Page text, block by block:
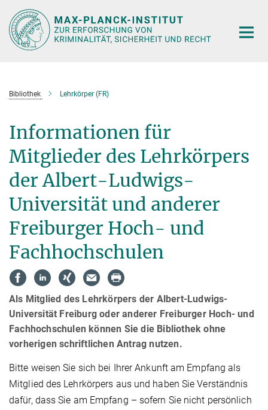
Hauptinhalt
Bibliothek Lehrkörper (FR)
Informationen für
Mitglieder des Lehrkörpers
der Albert-Ludwigs-
Universität und anderer
Freiburger Hoch- und
Fachhochschulen
Als Mitglied des Lehrkörpers der Albert-Ludwigs-
Universität Freiburg oder anderer Freiburger Hoch- und
Fachhochschulen können Sie die Bibliothek ohne
vorherigen schriftlichen Antrag nutzen.
Bitte weisen Sie sich bei Ihrer Ankunft am Empfang als
Mitglied des Lehrkörpers aus und haben Sie Verständnis
dafür, dass Sie am Empfang – sofern Sie nicht persönlich